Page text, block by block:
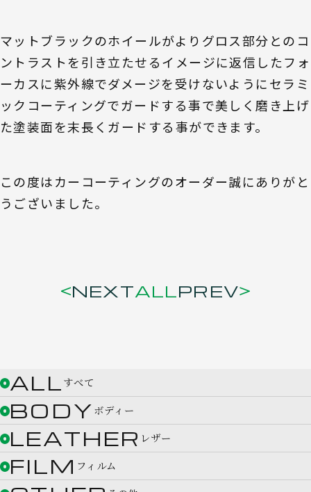
マットブラックのホイールがよりグロス部分とのコ
ントラストを引き立たせるイメージに返信したフォ
ーカスに紫外線でダメージを受けないようにセラミ
ックコーティングでガードする事で美しく磨き上げ
た塗装面を末長くガードする事ができます。
この度はカーコーティングのオーダー誠にありがと
うございました。
NEXTALLPREV
ALL すべて
BODY ボディー
LEATHER レザー
FILM フィルム